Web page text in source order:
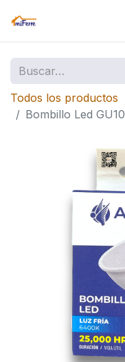
Todos los productos
Bombillo Led